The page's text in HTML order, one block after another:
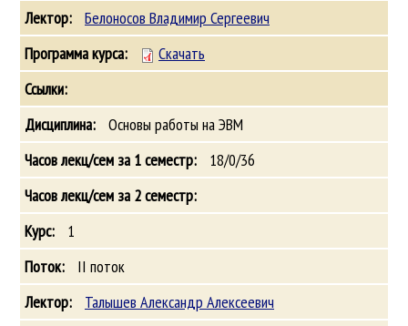
Белоносов Владимир Сергеевич
Скачать
Основы работы на ЭВМ
18/0/36
1
II поток
Талышев Александр Алексеевич